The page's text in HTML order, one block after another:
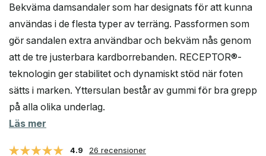
priset
var:
863 kr.
priset
är:
723 kr.
Bekväma damsandaler som har designats för att kunna
användas i de flesta typer av terräng. Passformen som
gör sandalen extra användbar och bekväm nås genom
att de tre justerbara kardborrebanden. RECEPTOR®-
teknologin ger stabilitet och dynamiskt stöd när foten
sätts i marken. Yttersulan består av gummi för bra grepp
på alla olika underlag.
Läs mer
4.9 26 recensioner